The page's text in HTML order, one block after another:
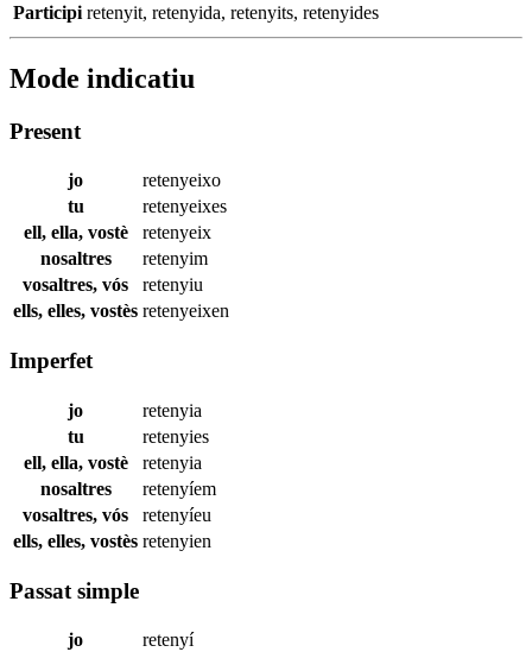
Participi retenyit, retenyida, retenyits, retenyides
Mode indicatiu
Present
jo
retenyeixo
tu
retenyeixes
ell, ella, vostè
retenyeix
nosaltres
retenyim
vosaltres, vós
retenyiu
ells, elles, vostès retenyeixen
Imperfet
jo
retenyia
tu
retenyies
ell, ella, vostè
retenyia
nosaltres
retenyíem
vosaltres, vós
retenyíeu
ells, elles, vostès retenyien
Passat simple
jo
retenyí